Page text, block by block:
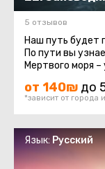
5 отзывов
Наш путь будет
По пути вы
Мертвого моря
серьёзное
от 140₪ до
*зависит от города
Язык: Русский